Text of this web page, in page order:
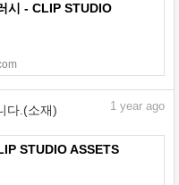
시 - CLIP STUDIO
다.(소재) 1 year ago
STUDIO ASSETS